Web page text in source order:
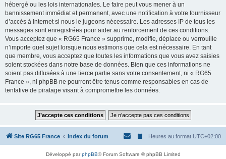
hébergé ou les lois internationales. Le faire peut vous mener à un
bannissement immédiat et permanent, avec une notification à votre fournisseur
d’accès à Internet si nous le jugeons nécessaire. Les adresses IP de tous les
messages sont enregistrées pour aider au renforcement de ces conditions.
Vous acceptez que « RG65 France » supprime, modifie, déplace ou verrouille
n’importe quel sujet lorsque nous estimons que cela est nécessaire. En tant
que membre, vous acceptez que toutes les informations que vous avez saisies
soient stockées dans notre base de données. Bien que ces informations ne
soient pas diffusées à une tierce partie sans votre consentement, ni « RG65
France », ni phpBB ne pourront être tenus comme responsables en cas de
tentative de piratage visant à compromettre les données.
Site RG65 France Index du forum Heures au format UTC+02:00
Développé parphpBB® Forum Software © phpBB Limited